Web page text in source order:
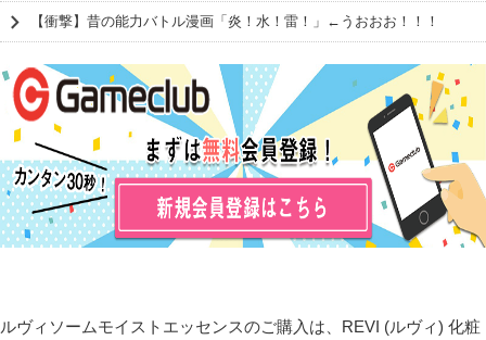
【衝撃】昔の能力バトル漫画「炎！水！雷！」←うおおお！！！
ルヴィソームモイストエッセンスのご購入は、REVI (ルヴィ) 化粧